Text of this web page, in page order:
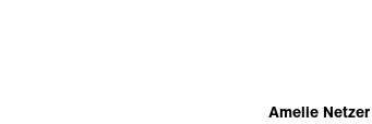
Amelie Netzer